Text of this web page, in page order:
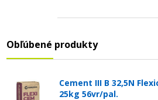
Obľúbené produkty
Cement III B 32,5N
25kg 56vr/pal.